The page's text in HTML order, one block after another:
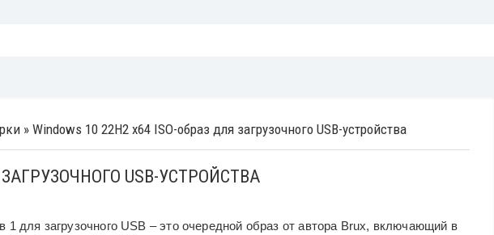
» Windows 10 22H2 x64 ISO-образ для загрузочного USB-устройства
ЗАГРУЗОЧНОГО USB-УСТРОЙСТВА
1 для загрузочного USB – это очередной образ от автора Brux, включающий в